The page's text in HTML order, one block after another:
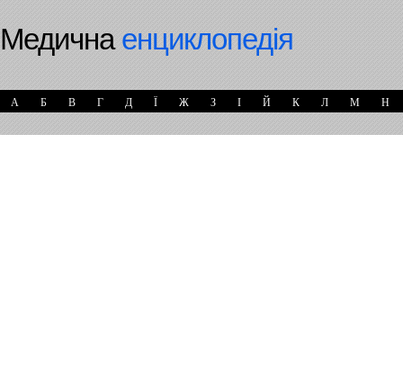
Медичнаенциклопедія
А Б В Г Д Ї Ж З І Й К Л М Н